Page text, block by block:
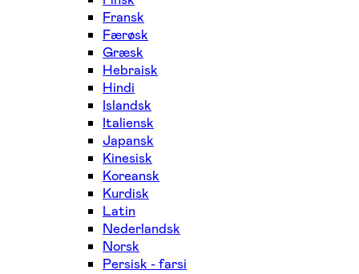
Fransk
Færøsk
Græsk
Hebraisk
Hindi
Islandsk
Italiensk
Japansk
Kinesisk
Koreansk
Kurdisk
Latin
Nederlandsk
Norsk
Persisk - farsi